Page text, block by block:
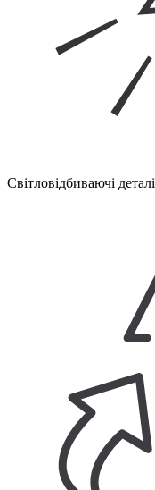
Світловідбиваючі деталі